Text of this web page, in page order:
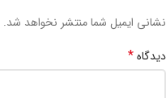
نشانی ایمیل شما منتشر نخواهد شد.
دیدگاه*